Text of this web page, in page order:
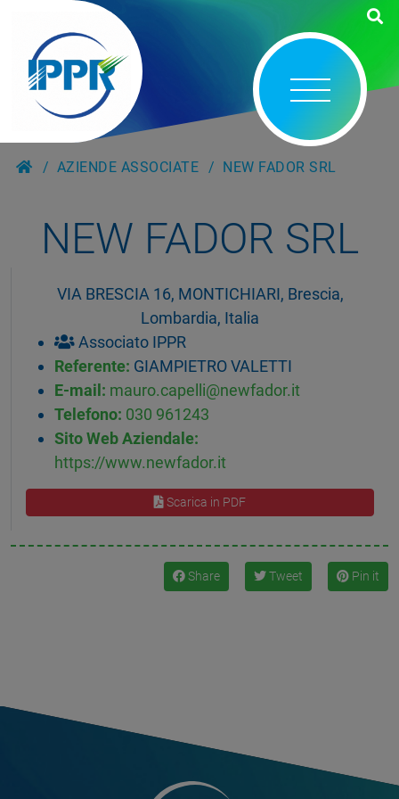
AZIENDE ASSOCIATE NEW FADOR SRL
NEW FADOR SRL
VIA BRESCIA 16, MONTICHIARI, Brescia,
Lombardia, Italia
Associato IPPR
Referente: GIAMPIETRO VALETTI
E-mail: mauro.capelli@newfador.it
Telefono: 030 961243
Sito Web Aziendale:
https://www.newfador.it
Scarica in PDF
Share Tweet Pin it